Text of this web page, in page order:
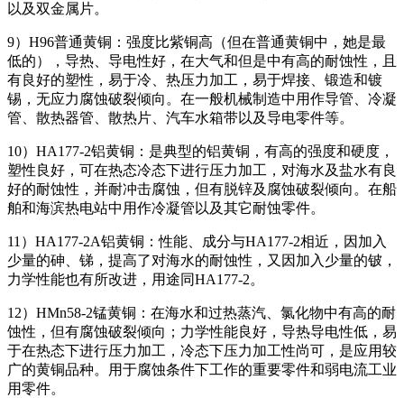
以及双金属片。
9）H96普通黄铜：强度比紫铜高（但在普通黄铜中，她是最
低的），导热、导电性好，在大气和但是中有高的耐蚀性，且
有良好的塑性，易于冷、热压力加工，易于焊接、锻造和镀
锡，无应力腐蚀破裂倾向。在一般机械制造中用作导管、冷凝
管、散热器管、散热片、汽车水箱带以及导电零件等。
10）HA177-2铝黄铜：是典型的铝黄铜，有高的强度和硬度，
塑性良好，可在热态冷态下进行压力加工，对海水及盐水有良
好的耐蚀性，并耐冲击腐蚀，但有脱锌及腐蚀破裂倾向。在船
舶和海滨热电站中用作冷凝管以及其它耐蚀零件。
11）HA177-2A铝黄铜：性能、成分与HA177-2相近，因加入
少量的砷、锑，提高了对海水的耐蚀性，又因加入少量的铍，
力学性能也有所改进，用途同HA177-2。
12）HMn58-2锰黄铜：在海水和过热蒸汽、氯化物中有高的耐
蚀性，但有腐蚀破裂倾向；力学性能良好，导热导电性低，易
于在热态下进行压力加工，冷态下压力加工性尚可，是应用较
广的黄铜品种。用于腐蚀条件下工作的重要零件和弱电流工业
用零件。